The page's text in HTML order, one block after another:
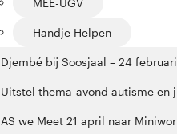
MEE-UGV
Handje Helpen
Djembé bij Soosjaal – 24 februari
Uitstel thema-avond autisme en
AS we Meet 21 april naar